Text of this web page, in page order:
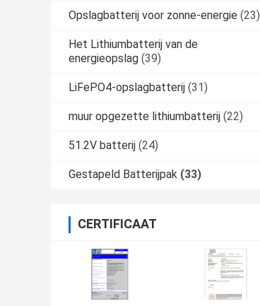
Opslagbatterij voor zonne-energie (23)
Het Lithiumbatterij van de
energieopslag (39)
LiFePO4-opslagbatterij (31)
muur opgezette lithiumbatterij (22)
51.2V batterij (24)
Gestapeld Batterijpak (33)
CERTIFICAAT